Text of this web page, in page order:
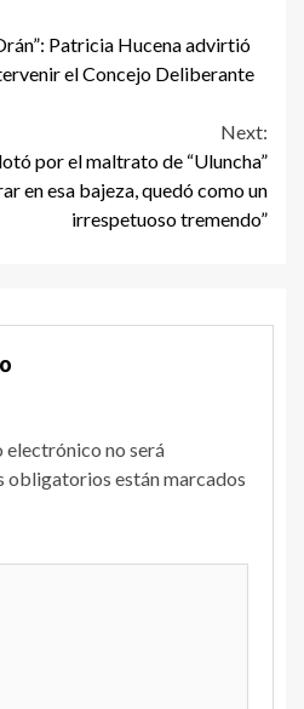
Patricia Hucena advirtió
el Concejo Deliberante
Next:
por el maltrato de “Uluncha”
en esa bajeza, quedó como un
irrespetuoso tremendo”
electrónico no será
obligatorios están marcados